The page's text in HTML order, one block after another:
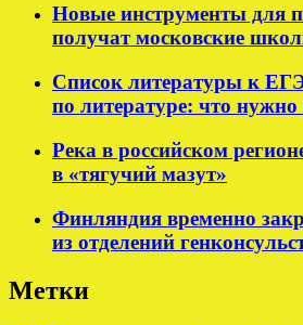
Новые инструменты для
получат московские
Список литературы к
по литературе: что
Река в российском
в «тягучий мазут»
Финляндия временно
из отделений
Метки